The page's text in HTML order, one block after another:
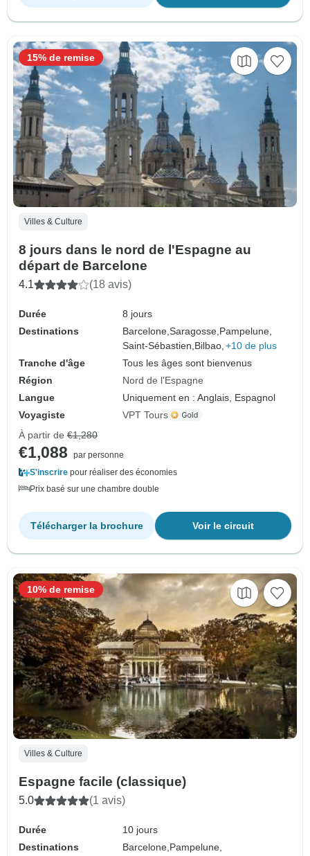
Villes & Culture
8 jours dans le nord de l'Espagne au
départ de Barcelone
4.1 (18 avis)
Durée
8 jours
Destinations
Barcelone,Saragosse, Pampelune,
Saint-Sébastien, Bilbao, +10 de plus
Tranche d'âge
Tous les âges sont bienvenus
Région
Nord de l'Espagne
Langue
Uniquement en : Anglais, Espagnol
Voyagiste
VPT Tours
15% de remise
À partir de €1,280
€1,088
par personne
S'inscrire pour réaliser des économies
Prix basé sur une chambre double
Voir le circuit
Télécharger la brochure
Villes & Culture
Espagne facile (classique)
5.0 (1 avis)
Durée
10 jours
Destinations
Barcelone, Pampelune,
10% de remise